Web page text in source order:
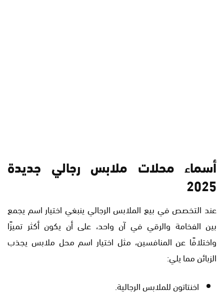
أسماء محلات ملابس رجالي جديدة
2025
عند التخصص في بيع الملابس الرجالي ينبغي اختيار اسم يجمع
بين الفخامة والرقي في آن واحد، على أن يكون أكثر تميزًا
واختلافًا عن المنافسين، مثل اختيار اسم محل ملابس يجذب
الزبائن مما يلي:
اخنتاتون للملابس الرجالية.